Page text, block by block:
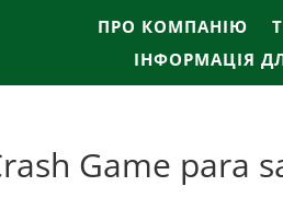
ПРО КОМПАНІЮ
ІНФОРМАЦІЯ
Game para